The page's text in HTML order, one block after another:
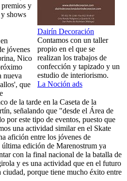
Dairín Decoración
Contamos con un taller
propio en el que se
realizan los trabajos de
confección y tapizado y un
estudio de interiorismo.
La Noción ads
premios y
shows
jóvenes
Nico
nueva
que
de la tarde en la Caseta de la
señalando que "desde el Área de
por este tipo de eventos, puesto que
una actividad similar en el Skate
afición entre los jóvenes de
edición de Marenostrum ya
con la final nacional de la batalla de
y es una actividad que en el futuro
ciudad, porque tiene mucho éxito entre